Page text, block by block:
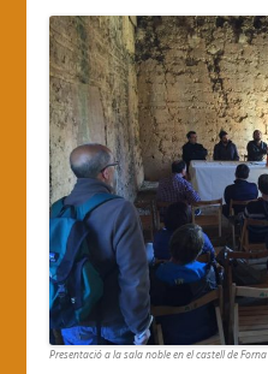
Presentació a la sala noble en el castell de Forna